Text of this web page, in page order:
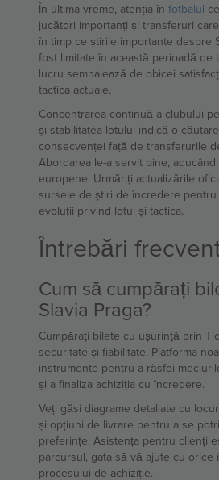
În ultima vreme, atenția în fotbalul
jucători importanți și transferuri
în timp ce știrile importante despre
fost limitate în această perioadă de
lucru semnalează de obicei
tactica actuale.
Concentrarea continuă a clubului
și stabilitatea lotului indică o
consecvenței față de transferurile
Abordarea le-a servit bine,
europene. Urmăriți actualizările
sursele de știri de încredere
evoluții privind lotul și tactica.
Întrebări
Cum să cumpărați
Slavia Praga?
Cumpărați bilete cu ușurință prin
securitate și fiabilitate. Platforma
instrumente pentru a răsfoi
și a finaliza achiziția cu încredere.
Veți găsi diagrame detaliate cu
și opțiuni de livrare pentru a se
preferințe. Asistența pentru clienți
parcursul, gata să vă ajute cu orice
procesului de achiziție.